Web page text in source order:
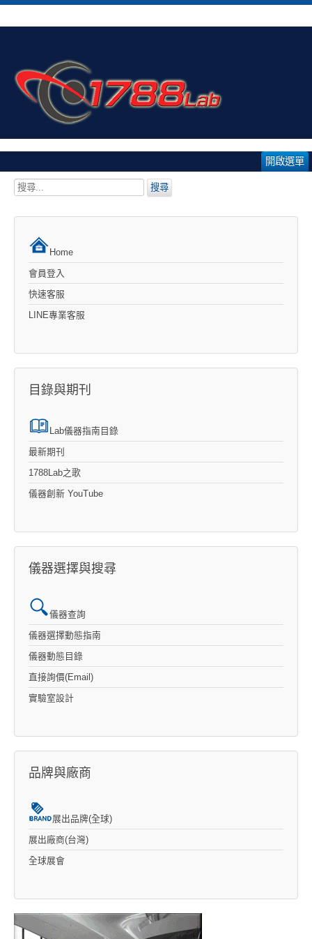
開啟選單
搜
搜尋
Home
會員登入
快速客服
LINE專業客服
目錄與期刊
Lab儀器指南目錄
最新期刊
1788Lab之歌
儀器創新 YouTube
儀器選擇與搜尋
儀器查詢
儀器選擇動態指南
儀器動態目錄
直接詢價(Email)
實驗室設計
品牌與廠商
展出品牌(全球)
展出廠商(台灣)
全球展會